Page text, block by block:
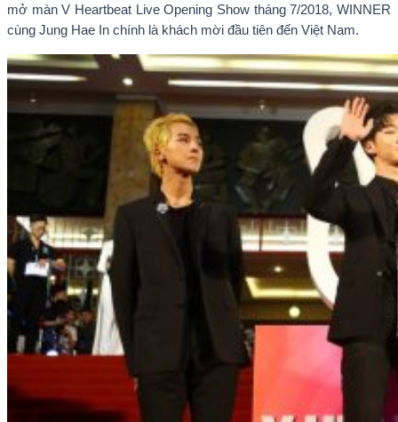
mở màn V Heartbeat Live Opening Show tháng 7/2018, WINNER
cùng Jung Hae In chính là khách mời đầu tiên đến Việt Nam.